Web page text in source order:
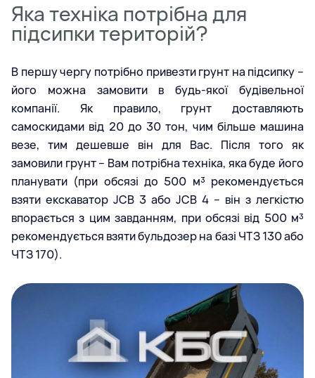
Яка техніка потрібна для
підсипки територій?
В першу чергу потрібно привезти грунт на підсипку –
його можна замовити в будь-якої будівельної
компанії. Як правило, грунт доставляють
самоскидами від 20 до 30 тон, чим більше машина
везе, тим дешевше він для Вас. Після того як
замовили грунт – Вам потрібна техніка, яка буде його
планувати (при обсязі до 500 м³ рекомендується
взяти екскаватор JCB 3 або JCB 4 – він з легкістю
впорається з цим завданням, при обсязі від 500 м³
рекомендується взяти бульдозер на базі ЧТЗ 130 або
ЧТЗ 170).